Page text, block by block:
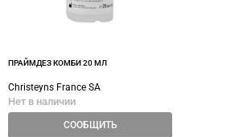
ПРАЙМДЕЗ КОМБИ 20 МЛ
Christeyns France SA
Нет в наличии
СООБЩИТЬ